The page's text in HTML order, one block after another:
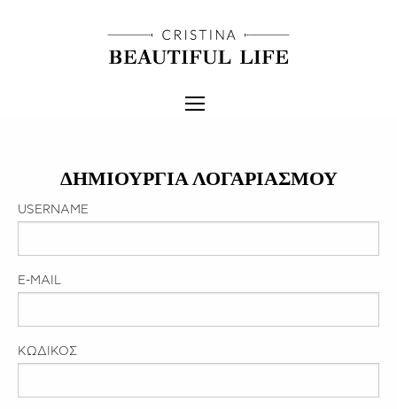
ΔΗΜΙΟΥΡΓΙΑ ΛΟΓΑΡΙΑΣΜΟΥ
USERNAME
E-MAIL
ΚΩΔΙΚΟΣ